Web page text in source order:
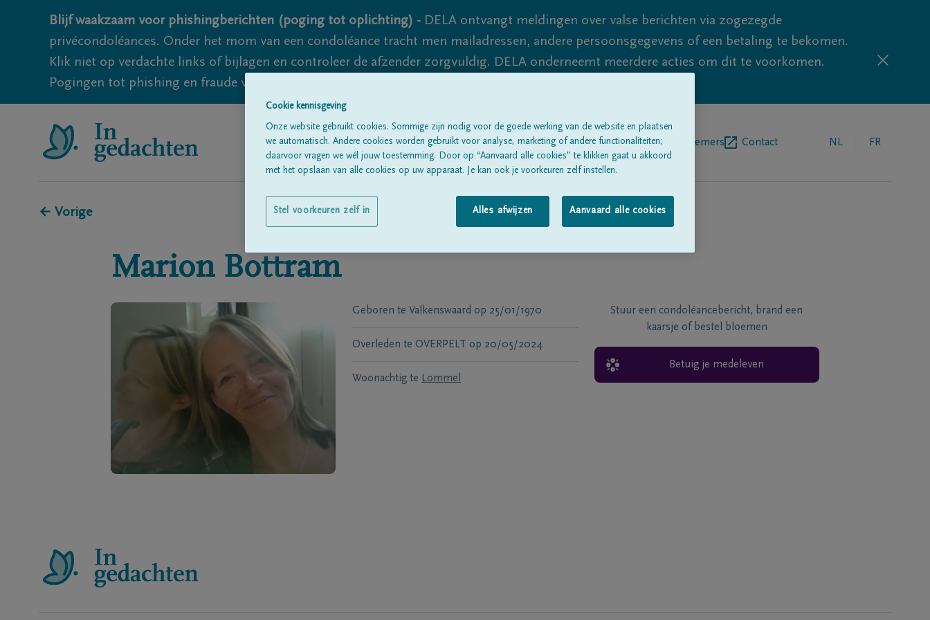
Blijf waakzaam voor phishingberichten (poging tot oplichting) - DELA ontvangt meldingen over valse berichten via zogezegde
privécondoléances. Onder het mom van een condoléance tracht men mailadressen, andere persoonsgegevens of een betaling te bekomen.
Klik niet op verdachte links of bijlagen en controleer de afzender zorgvuldig. DELA onderneemt meerdere acties om dit te voorkomen.
Pogingen tot phishing en fraude vallen echter nooit volledig uit te sluiten, dus blijf waakzaam.
Alle rouwberichten Over onsBegrafenisondernemers Contact NL FR
← Vorige
Marion Bottram
Geboren te Valkenswaard op 25/01/1970
Overleden te OVERPELT op 20/05/2024
Woonachtig te Lommel
Stuur een condoléancebericht, brand een
kaarsje of bestel bloemen
Betuig je medeleven
Cookie kennisgeving
Onze website gebruikt cookies. Sommige zijn nodig voor de goede werking van de website en plaatsen
we automatisch. Andere cookies worden gebruikt voor analyse, marketing of andere functionaliteiten;
daarvoor vragen we wél jouw toestemming. Door op “Aanvaard alle cookies” te klikken gaat u akkoord
met het opslaan van alle cookies op uw apparaat. Je kan ook je voorkeuren zelf instellen.
Alles afwijzen Aanvaard alle cookies
Stel voorkeuren zelf in